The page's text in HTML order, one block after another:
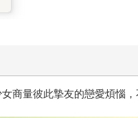
摯友的戀愛煩惱，不知不